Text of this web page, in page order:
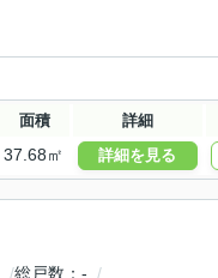
面積 詳細
37.68㎡ 詳細を見る
総戸数 -